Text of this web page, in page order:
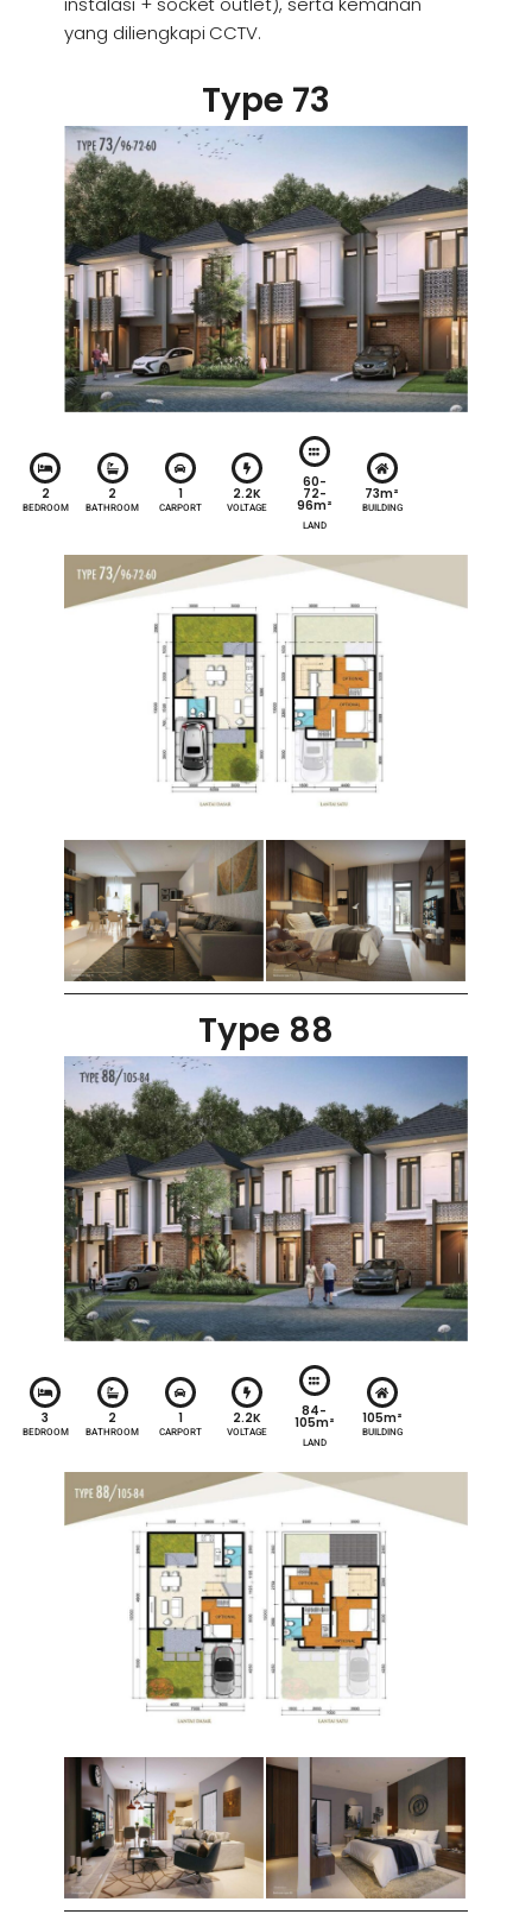
yang diliengkapi CCTV.
Type 73
2
BEDROOM
2
BATHROOM
1
CARPORT
2.2K
VOLTAGE
60-
72-
96m²
LAND
73m²
BUILDING
Type 88
3
BEDROOM
2
BATHROOM
1
CARPORT
2.2K
VOLTAGE
84-
105m²
LAND
105m²
BUILDING